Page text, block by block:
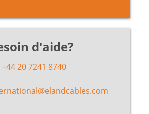
d'aide?
+44 20 7241 8740